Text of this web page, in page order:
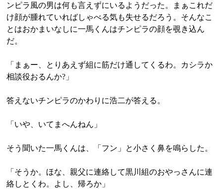
ンピラ風の男は何も言えずにいるようだった。まぁこれだ
け顔が腫れていればしゃべる気も失せるだろう。そんなこ
とはおかまいなしに一馬くんはチンピラの顔を覗き込ん
だ。
「まぁー、とりあえず組に筋だけ通してくるわ。カシラか
相談役おるんか?」
答えないチンピラのかわりに浩二が答える。
「いや、いてまへんねん」
そう聞いた一馬くんは、「フン」と小さく鼻を鳴らした。
「そうか。ほな、親父に連絡して黒川組のおやっさんに連
絡しとくわ。よし、帰ろか」